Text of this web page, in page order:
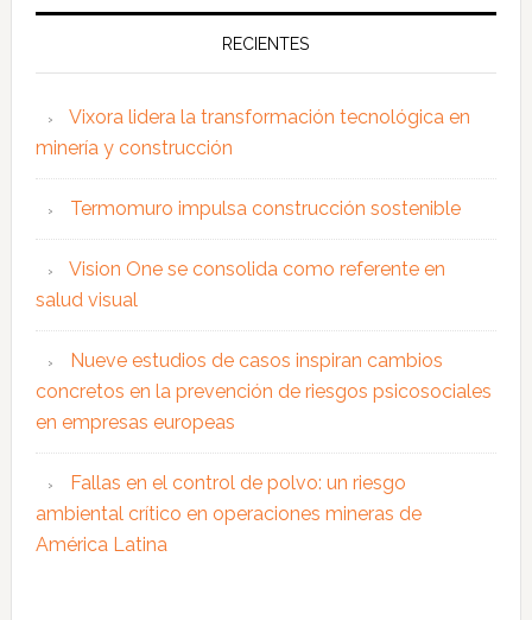
RECIENTES
Vixora lidera la transformación tecnológica en
minería y construcción
Termomuro impulsa construcción sostenible
Vision One se consolida como referente en
salud visual
Nueve estudios de casos inspiran cambios
concretos en la prevención de riesgos psicosociales
en empresas europeas
Fallas en el control de polvo: un riesgo
ambiental crítico en operaciones mineras de
América Latina